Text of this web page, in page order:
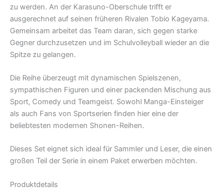
zu werden. An der Karasuno-Oberschule trifft er
ausgerechnet auf seinen früheren Rivalen Tobio Kageyama.
Gemeinsam arbeitet das Team daran, sich gegen starke
Gegner durchzusetzen und im Schulvolleyball wieder an die
Spitze zu gelangen.
Die Reihe überzeugt mit dynamischen Spielszenen,
sympathischen Figuren und einer packenden Mischung aus
Sport, Comedy und Teamgeist. Sowohl Manga-Einsteiger
als auch Fans von Sportserien finden hier eine der
beliebtesten modernen Shonen-Reihen.
Dieses Set eignet sich ideal für Sammler und Leser, die einen
großen Teil der Serie in einem Paket erwerben möchten.
Produktdetails